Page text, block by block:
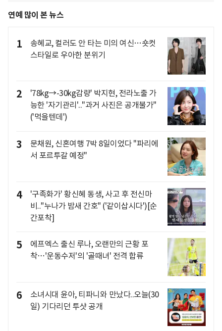
연예 많이 본 뉴스
1
송혜교, 컬러도 안 타는 미의 여신…숏컷
스타일로 우아한 분위기
2
'78kg→-30kg감량' 박지현, 전라노출 가
능한 '자기관리'.."과거 사진은 공개불가"
('먹을텐데')
3
문채원, 신혼여행 7박 8일이었다 "파리에
서 포르투갈 예정"
4
'구족화가' 황신혜 동생, 사고 후 전신마
비.."누나가 밤새 간호" ('같이삽시다')[순
간포착]
5
에프엑스 출신 루나, 오랜만의 근황 포
착…'운동수저'의 '골때녀' 전격 합류
6
소녀시대 윤아, 티파니와 만났다..오늘(30
일) 기다리던 투샷 공개